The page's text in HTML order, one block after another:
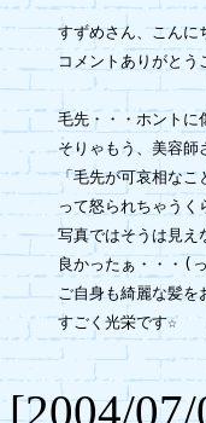
すずめさん、こんに
コメントありがとう
毛先・・・ホント
そりゃもう、美容師
「毛先が可哀相なこ
って怒られちゃうく
写真ではそうは見え
良かったぁ・・・(
ご自身も綺麗な髪を
すごく光栄です☆
[2004/